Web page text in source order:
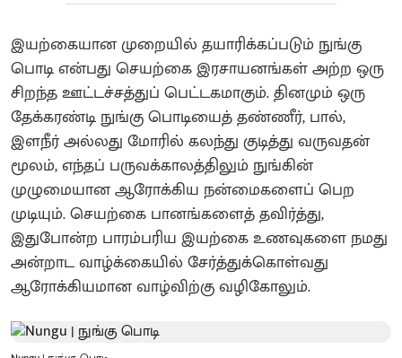
இயற்கையான முறையில் தயாரிக்கப்படும் நுங்கு
பொடி என்பது செயற்கை இரசாயனங்கள் அற்ற ஒரு
சிறந்த ஊட்டச்சத்துப் பெட்டகமாகும். தினமும் ஒரு
தேக்கரண்டி நுங்கு பொடியைத் தண்ணீர், பால்,
இளநீர் அல்லது மோரில் கலந்து குடித்து வருவதன்
மூலம், எந்தப் பருவக்காலத்திலும் நுங்கின்
முழுமையான ஆரோக்கிய நன்மைகளைப் பெற
முடியும். செயற்கை பானங்களைத் தவிர்த்து,
இதுபோன்ற பாரம்பரிய இயற்கை உணவுகளை நமது
அன்றாட வாழ்க்கையில் சேர்த்துக்கொள்வது
ஆரோக்கியமான வாழ்விற்கு வழிகோலும்.